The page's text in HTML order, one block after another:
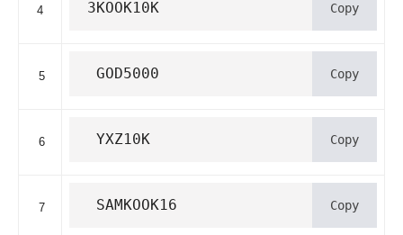
4 3KOOK10K Copy
5 GOD5000 Copy
6 YXZ10K Copy
7 SAMKOOK16 Copy